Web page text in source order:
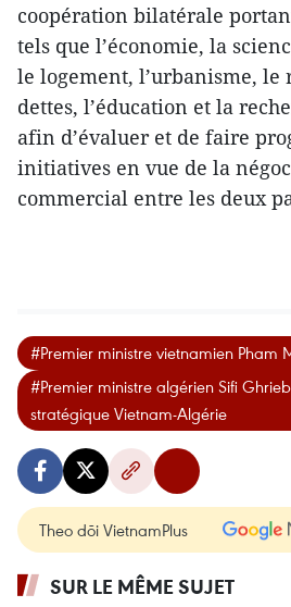
coopération bilatérale
tels que l’économie, la
le logement, l’urbanisme, le
dettes, l’éducation et la
afin d’évaluer et de faire
initiatives en vue de la
commercial entre les deux
#Premier ministre vietnamien Pham
#Premier ministre algérien Sifi
stratégique Vietnam-Algérie
Theo dõi VietnamPlus
SUR LE MÊME SUJET